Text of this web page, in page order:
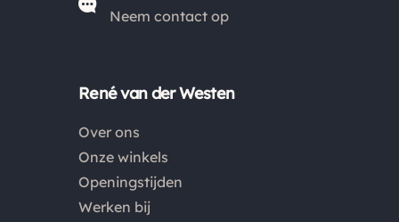
De verzendkosten naar België en de rest van
België €6,95 en boven de €50,00 zijn de
worden aangetekend en verzekerd verstuurd. Voor
de verzendkosten buiten Nederland en België
verwijzen wij je graag door naar "
Neem contact op
René van der Westen
Over ons
Onze winkels
Openingstijden
Werken bij